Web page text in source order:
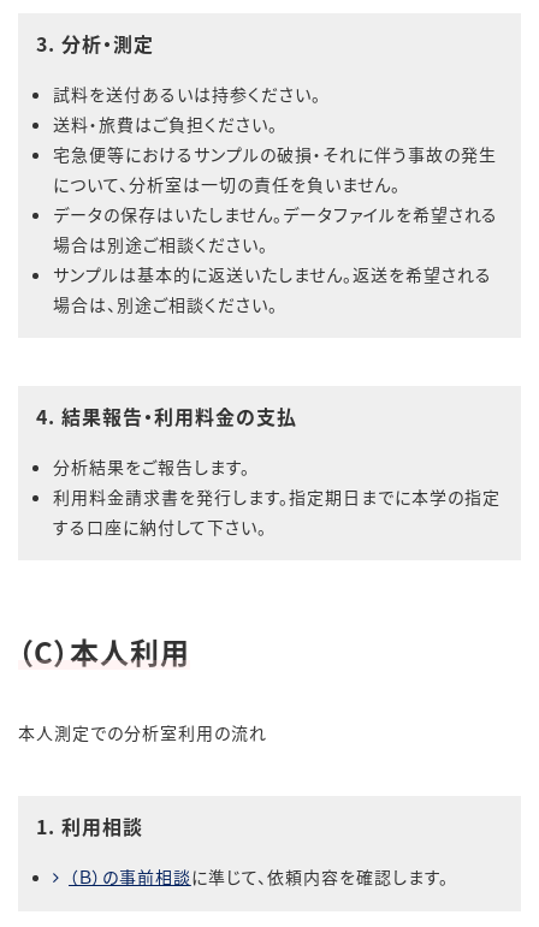
3. 分析・測定
試料を送付あるいは持参ください。
送料・旅費はご負担ください。
宅急便等におけるサンプルの破損・それに伴う事故の発生
について、分析室は一切の責任を負いません。
データの保存はいたしません。データファイルを希望される
場合は別途ご相談ください。
サンプルは基本的に返送いたしません。返送を希望される
場合は、別途ご相談ください。
4. 結果報告・利用料金の支払
分析結果をご報告します。
利用料金請求書を発行します。指定期日までに本学の指定
する口座に納付して下さい。
（C）本人利用
本人測定での分析室利用の流れ
1. 利用相談
（Ｂ）の事前相談に準じて、依頼内容を確認します。